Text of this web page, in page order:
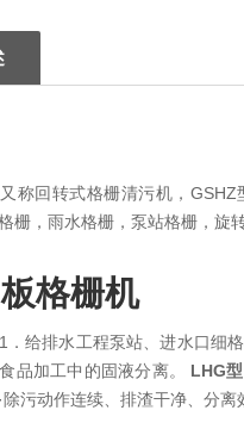
称回转式格栅清污机，
栅，雨水格栅，泵站格栅，旋
格栅机
．给排水工程泵站、进水口细
品加工中的固液分离。
LHG
除污动作连续、排渣干净、分